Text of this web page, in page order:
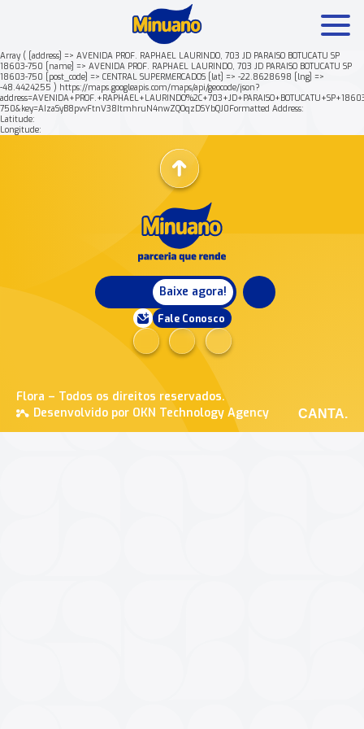
Array ( [address] => AVENIDA PROF. RAPHAEL LAURINDO, 703 JD PARAISO BOTUCATU SP
18603-750 [name] => AVENIDA PROF. RAPHAEL LAURINDO, 703 JD PARAISO BOTUCATU SP
18603-750 [post_code] => CENTRAL SUPERMERCADOS [lat] => -22.8628698 [lng] =>
-48.4424255 ) https://maps.googleapis.com/maps/api/geocode/json?
750&key=AIzaSyB8pvvFtnV38ItmhruN4nwZQOqzDSYbQJ0Formatted Address:
Latitude:
Longitude:
Baixe agora!
Fale Conosco
Flora – Todos os direitos reservados.
Desenvolvido por OKN Technology Agency
CANTA.
Mais buscados: Produtos Minuano Rende +
Nossa história